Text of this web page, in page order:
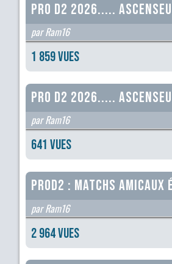
Pro D2 2026.....
par Ram16
1 859 vues
Pro D2 2026.....
par Ram16
641 vues
ProD2 : matchs amicaux
par Ram16
2 964 vues